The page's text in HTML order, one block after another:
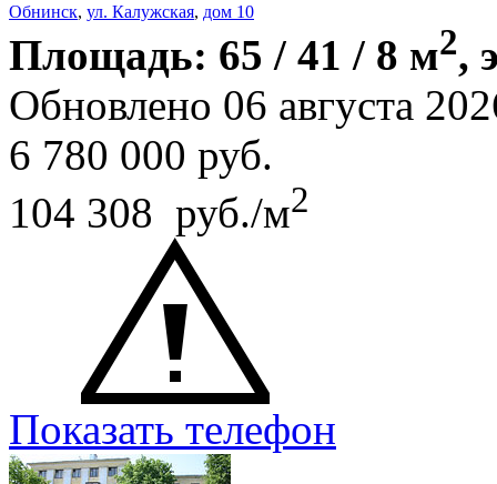
Обнинск, ул. Калужская, дом 10
Площадь: 65 / 41 / 8 м2,
Обновлено 06 августа
6 780 000 руб.
104 308 руб./м2
Показать телефон